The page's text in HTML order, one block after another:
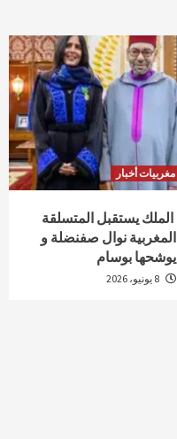
مغربيات أخبار
الملك يستقبل المتسلقة
المغربية نوال صفنضلة و
يوشحها بوسام